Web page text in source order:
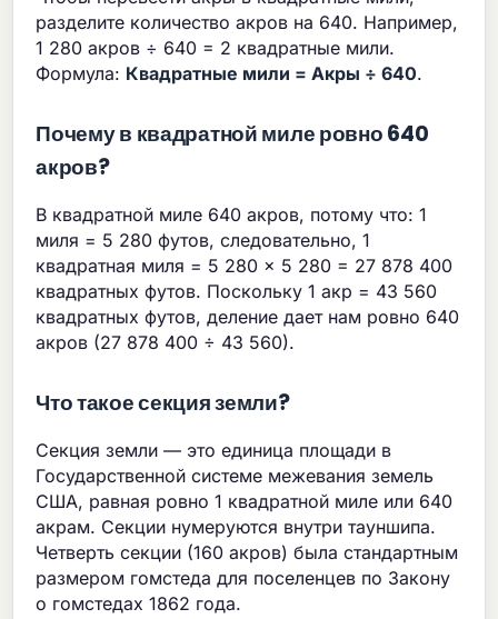
разделите количество акров на 640. Например,
1 280 акров ÷ 640 = 2 квадратные мили.
Формула: Квадратные мили = Акры ÷ 640.
Почему в квадратной миле ровно 640
акров?
В квадратной миле 640 акров, потому что: 1
миля = 5 280 футов, следовательно, 1
квадратная миля = 5 280 × 5 280 = 27 878 400
квадратных футов. Поскольку 1 акр = 43 560
квадратных футов, деление дает нам ровно 640
акров (27 878 400 ÷ 43 560).
Что такое секция земли?
Секция земли — это единица площади в
Государственной системе межевания земель
США, равная ровно 1 квадратной миле или 640
акрам. Секции нумеруются внутри тауншипа.
Четверть секции (160 акров) была стандартным
размером гомстеда для поселенцев по Закону
о гомстедах 1862 года.